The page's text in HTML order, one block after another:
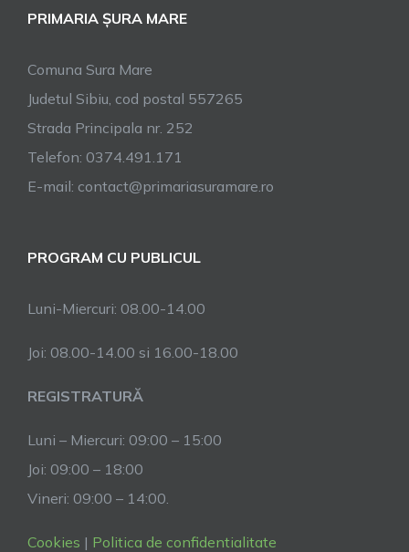
PRIMARIA ȘURA MARE
Comuna Sura Mare
Judetul Sibiu, cod postal 557265
Strada Principala nr. 252
Telefon: 0374.491.171
E-mail: contact@primariasuramare.ro
PROGRAM CU PUBLICUL
Luni-Miercuri: 08.00-14.00
Joi: 08.00-14.00 si 16.00-18.00
REGISTRATURĂ
Luni – Miercuri: 09:00 – 15:00
Joi: 09:00 – 18:00
Vineri: 09:00 – 14:00.
Cookies | Politica de confidentialitate